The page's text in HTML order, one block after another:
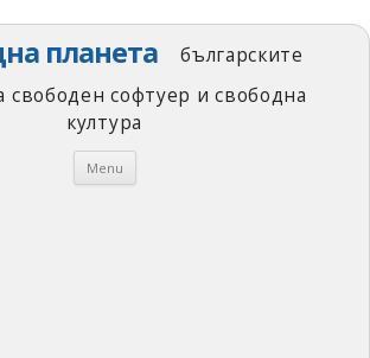
планета
българските
свободен софтуер и свободна
култура
Menu Skip